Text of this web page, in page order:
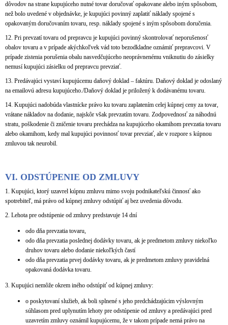
dôvodov na strane kupujúceho nutné tovar doručovať opakovane alebo iným spôsobom,
než bolo uvedené v objednávke, je kupujúci povinný zaplatiť náklady spojené s
opakovaným doručovaním tovaru, resp. náklady spojené s iným spôsobom doručenia.
12. Pri prevzatí tovaru od prepravcu je kupujúci povinný skontrolovať neporušenosť
obalov tovaru a v prípade akýchkoľvek vád toto bezodkladne oznámiť prepravcovi. V
prípade zistenia porušenia obalu nasvedčujúceho neoprávnenému vniknutiu do zásielky
nemusí kupujúci zásielku od prepravcu prevziať.
13. Predávajúci vystaví kupujúcemu daňový doklad – faktúru. Daňový doklad je odoslaný
na emailovú adresu kupujúceho./Daňový doklad je priložený k dodávanému tovaru.
14. Kupujúci nadobúda vlastnícke právo ku tovaru zaplatením celej kúpnej ceny za tovar,
vrátane nákladov na dodanie, najskôr však prevzatím tovaru. Zodpovednosť za náhodnú
stratu, poškodenie či zničenie tovaru prechádza na kupujúceho okamihom prevzatia tovaru
alebo okamihom, kedy mal kupujúci povinnosť tovar prevziať, ale v rozpore s kúpnou
zmluvou tak neurobil.
VI. ODSTÚPENIE OD ZMLUVY
1. Kupujúci, ktorý uzavrel kúpnu zmluvu mimo svoju podnikateľskú činnosť ako
spotrebiteľ, má právo od kúpnej zmluvy odstúpiť aj bez uvedenia dôvodu.
2. Lehota pre odstúpenie od zmluvy predstavuje 14 dní
odo dňa prevzatia tovaru,
odo dňa prevzatia poslednej dodávky tovaru, ak je predmetom zmluvy niekoľko
druhov tovaru alebo dodanie niekoľkých častí
odo dňa prevzatia prvej dodávky tovaru, ak je predmetom zmluvy pravidelná
opakovaná dodávka tovaru.
3. Kupujúci nemôže okrem iného odstúpiť od kúpnej zmluvy:
o poskytovaní služieb, ak boli splnené s jeho predchádzajúcim výslovným
súhlasom pred uplynutím lehoty pre odstúpenie od zmluvy a predávajúci pred
uzavretím zmluvy oznámil kupujúcemu, že v takom prípade nemá právo na